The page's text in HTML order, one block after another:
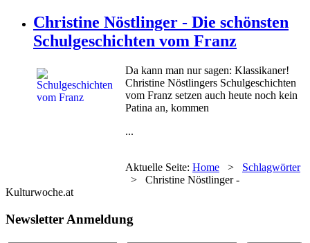
Christine Nöstlinger - Die schönsten
Schulgeschichten vom Franz
Da kann man nur sagen: Klassikaner!
Christine Nöstlingers Schulgeschichten
vom Franz setzen auch heute noch kein
Patina an, kommen
...
Aktuelle Seite: Home > Schlagwörter
> Christine Nöstlinger -
Kulturwoche.at
Newsletter Anmeldung